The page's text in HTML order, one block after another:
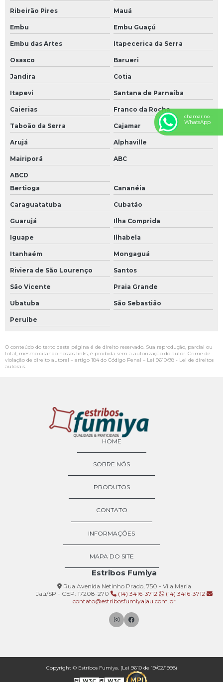
Ribeirão Pires Mauá
Embu Embu Guaçú
Embu das Artes Itapecerica da Serra
Osasco Barueri
Jandira Cotia
Itapevi Santana de Parnaíba
Caierias Franco da Rocha
Taboão da Serra Cajamar
Arujá Alphaville
Mairiporã ABC
ABCD
Bertioga
Cananéia
Caraguatatuba Cubatão
Guarujá Ilha Comprida
Iguape Ilhabela
Itanhaém Mongaguá
Riviera de São Lourenço Santos
São Vicente Praia Grande
Ubatuba São Sebastião
Peruíbe
O conteúdo do texto desta página é de direito reservado. Sua reprodução, parcial ou
total, mesmo citando nossos links, é proibida sem a autorização do autor. Crime de
violação de direito autoral – artigo 184 do Código Penal – Lei 9610/98 - Lei de direitos
autorais.
HOME
SOBRE NÓS
PRODUTOS
CONTATO
INFORMAÇÕES
MAPA DO SITE
Estribos Fumiya
Rua Avenida Netinho Prado, 750 - Vila Maria
Jaú/SP - CEP: 17208-270
(14) 3416-3712
(14) 3416-3712
contato@estribosfumiyajau.com.br
Copyright © Estribos Fumiya. (Lei 9610 de 19/02/1998)
chamar no
WhatsApp